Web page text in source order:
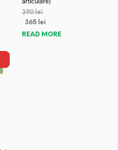
390lei
365 lei
READ MORE